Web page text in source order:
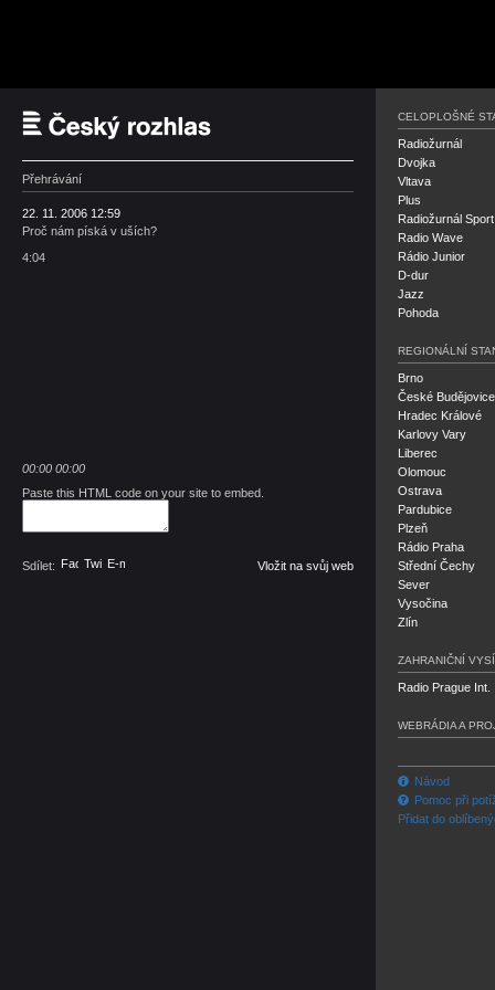
Přehrávání
22. 11. 2006 12:59
Proč nám píská v uších?
4:04
00:00 00:00
Paste this HTML code on your site to embed.
Sdílet: Facebook
TwitterE-mail Vložit na svůj web
CELOPLOŠNÉ
Radiožurnál
Dvojka
Vltava
Plus
Radiožurnál Sport
Radio Wave
Rádio Junior
D-dur
Jazz
Pohoda
REGIONÁLNÍ
Brno
České Budějovice
Hradec Králové
Karlovy Vary
Liberec
Olomouc
Ostrava
Pardubice
Plzeň
Rádio Praha
Střední Čechy
Sever
Vysočina
Zlín
ZAHRANIČNÍ
Radio Prague Int.
WEBRÁDIA A
Návod
Pomoc při
Přidat do